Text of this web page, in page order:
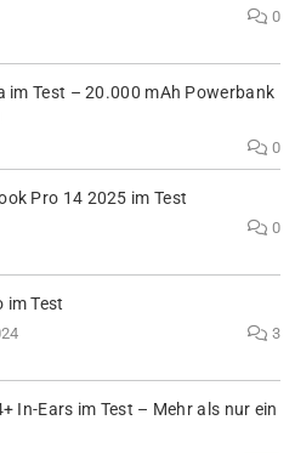
0
im Test – 20.000 mAh Powerbank
0
Pro 14 2025 im Test
0
im Test
3
In-Ears im Test – Mehr als nur ein